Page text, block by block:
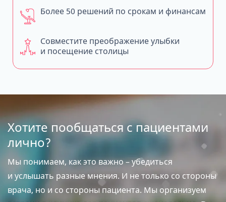
Совместите преображение улыбки
и посещение столицы
Более 50 решений по срокам и финансам
Хотите пообщаться с пациентами
лично?
Мы понимаем, как это важно – убедиться
и услышать разные мнения. И не только со стороны
врача, но и со стороны пациента. Мы организуем